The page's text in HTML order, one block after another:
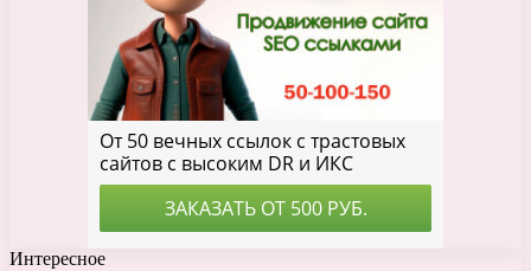
Интересное